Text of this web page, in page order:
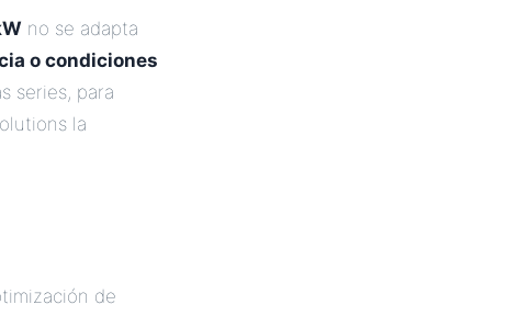
no se adapta
o condiciones
series, para
la
de